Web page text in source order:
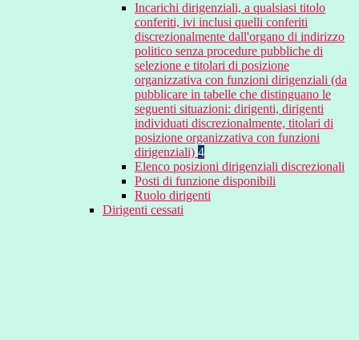
Incarichi dirigenziali, a qualsiasi titolo
conferiti, ivi inclusi quelli conferiti
discrezionalmente dall'organo di indirizzo
politico senza procedure pubbliche di
selezione e titolari di posizione
organizzativa con funzioni dirigenziali (da
pubblicare in tabelle che distinguano le
seguenti situazioni: dirigenti, dirigenti
individuati discrezionalmente, titolari di
posizione organizzativa con funzioni
dirigenziali) 4
Elenco posizioni dirigenziali discrezionali
Posti di funzione disponibili
Ruolo dirigenti
Dirigenti cessati